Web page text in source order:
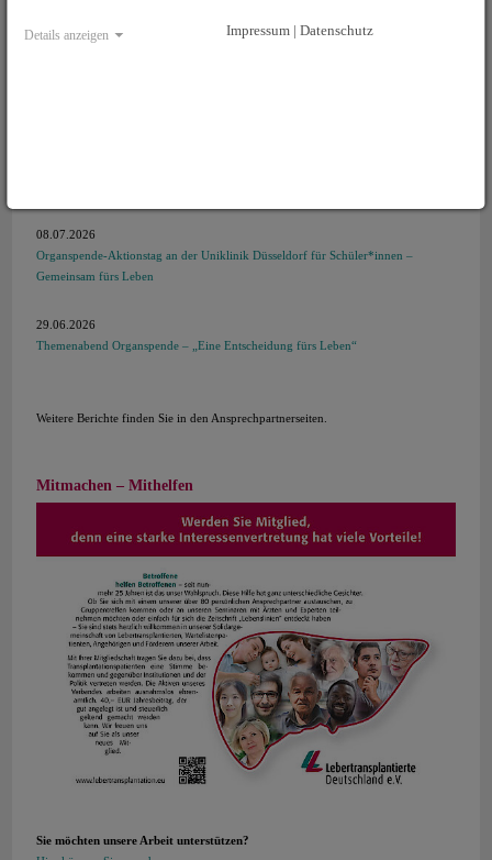
08.07.2026
Organspende-Aktionstag an der Uniklinik Düsseldorf für Schüler*innen –
Gemeinsam fürs Leben
29.06.2026
Themenabend Organspende – „Eine Entscheidung fürs Leben“
Weitere Berichte finden Sie in den Ansprechpartnerseiten.
Mitmachen – Mithelfen
Sie möchten unsere Arbeit unterstützen?
Details anzeigen Impressum | Datenschutz